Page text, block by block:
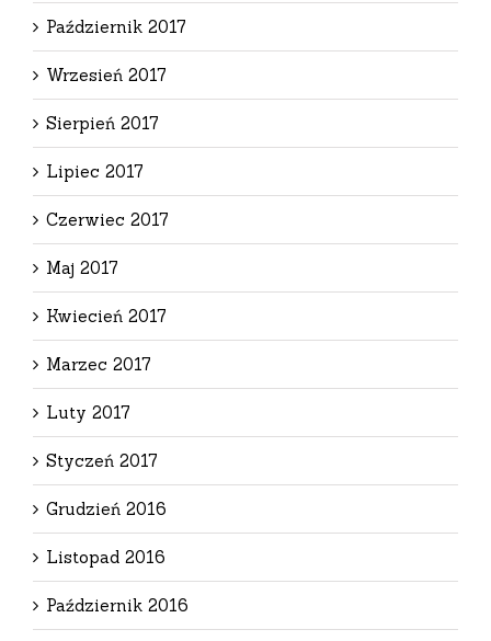
Październik 2017
Wrzesień 2017
Sierpień 2017
Lipiec 2017
Czerwiec 2017
Maj 2017
Kwiecień 2017
Marzec 2017
Luty 2017
Styczeń 2017
Grudzień 2016
Listopad 2016
Październik 2016